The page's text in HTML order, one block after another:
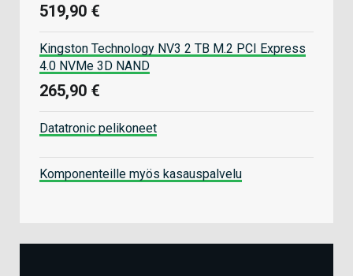
519,90 €
Kingston Technology NV3 2 TB M.2 PCI Express
4.0 NVMe 3D NAND
265,90 €
Datatronic pelikoneet
Komponenteille myös kasauspalvelu